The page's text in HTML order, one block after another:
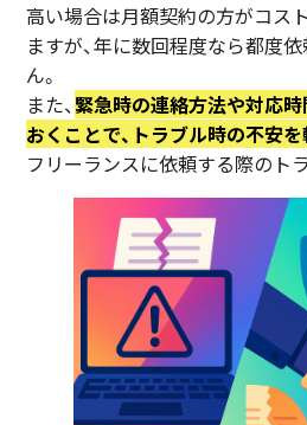
高い場合は月額契約の方がコス
ますが、年に数回程度なら都度
ん。
また、 緊急時の連絡方法や対応
おくことで、トラブル時の不安を
フリーランスに依頼する際のト